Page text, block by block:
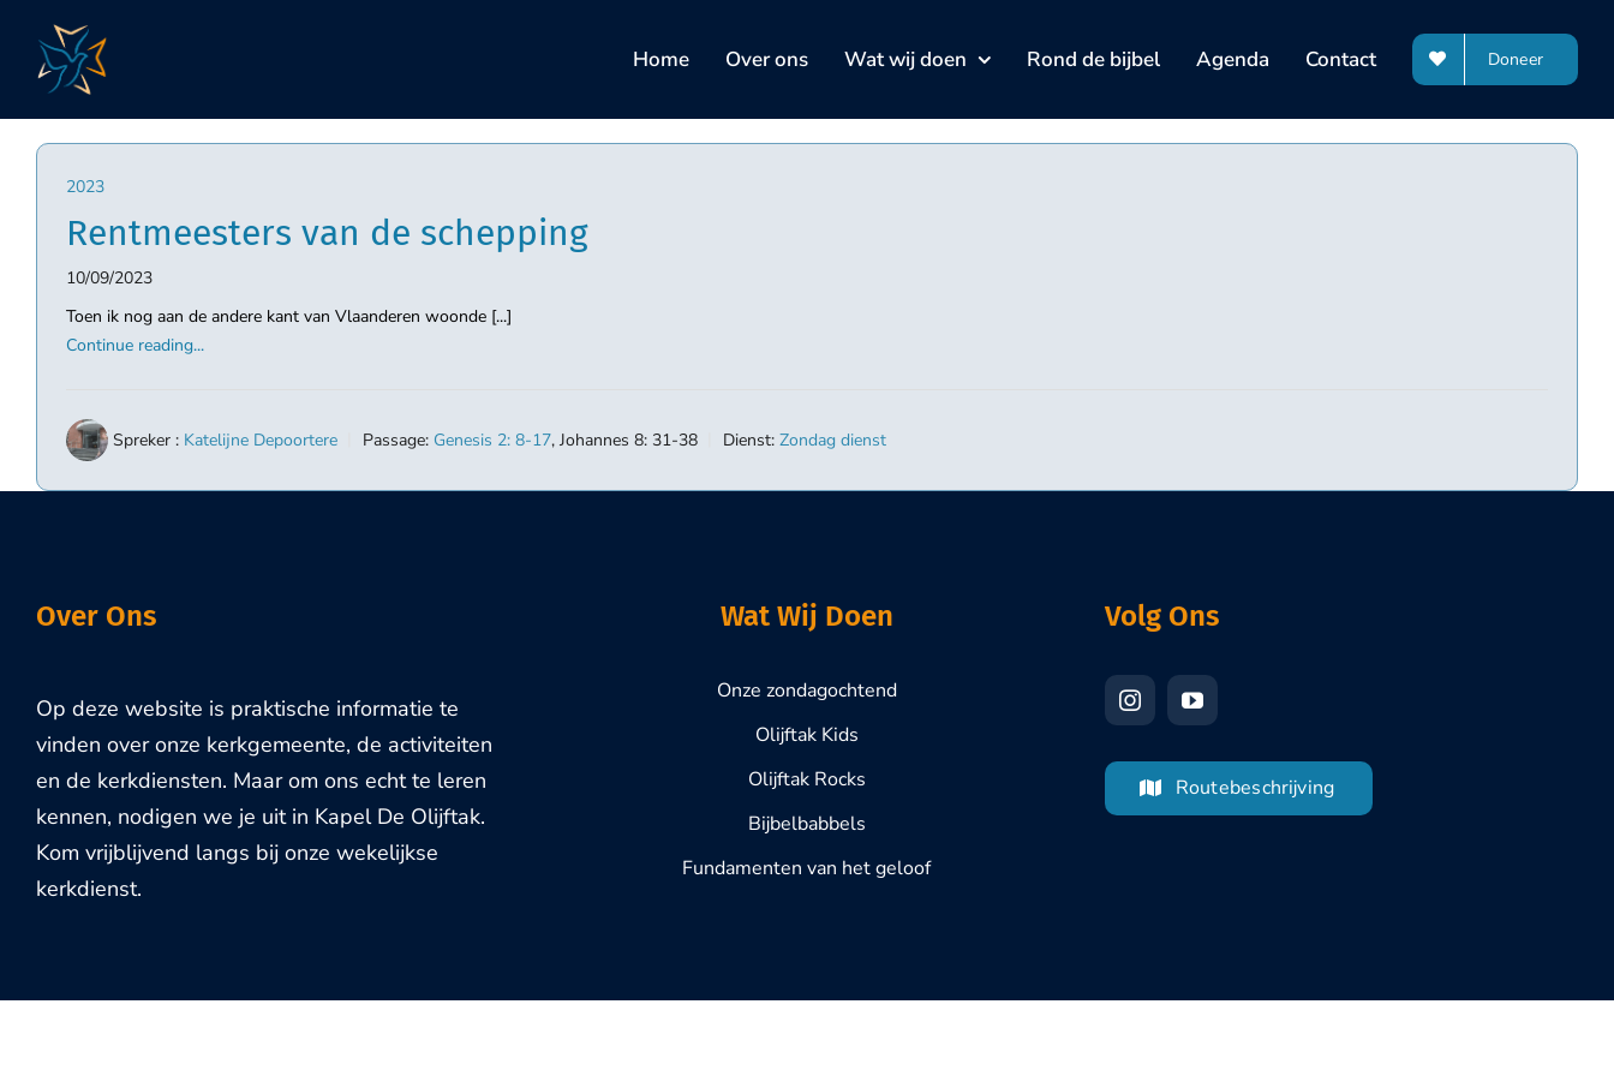
content
Home Over ons Wat wij doen Rond de bijbel Agenda Contact Doneer
2023
Rentmeesters van de schepping
10/09/2023
Toen ik nog aan de andere kant van Vlaanderen woonde [...]
Continue reading...
Spreker : Katelijne Depoortere Passage: Genesis 2: 8-17, Johannes 8: 31-38 Dienst: Zondag dienst
Over Ons
Op deze website is praktische informatie te
vinden over onze kerkgemeente, de activiteiten
en de kerkdiensten. Maar om ons echt te leren
kennen, nodigen we je uit in Kapel De Olijftak.
Kom vrijblijvend langs bij onze wekelijkse
kerkdienst.
Wat Wij Doen
Onze zondagochtend
Olijftak Kids
Olijftak Rocks
Bijbelbabbels
Fundamenten van het geloof
Volg Ons
Routebeschrijving